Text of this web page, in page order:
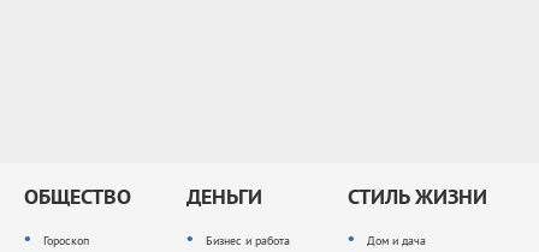
ОБЩЕСТВО
Гороскоп
ДЕНЬГИ
Бизнес и работа
СТИЛЬ ЖИЗНИ
Дом и дача